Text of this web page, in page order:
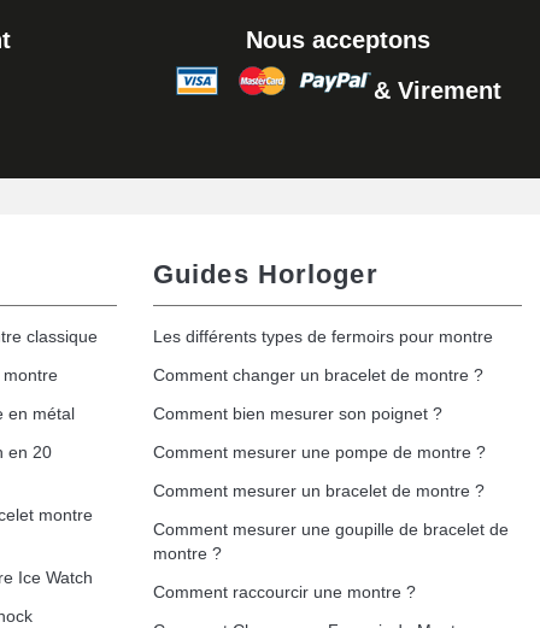
Nous acceptons
& Virement
classique
en métal
en 20
montre
Ice Watch
Guides Horloger
Les différents types de fermoirs pour montre
Comment changer un bracelet de montre ?
Comment bien mesurer son poignet ?
Comment mesurer une pompe de montre ?
Comment mesurer un bracelet de montre ?
Comment mesurer une goupille de bracelet de
montre ?
Comment raccourcir une montre ?